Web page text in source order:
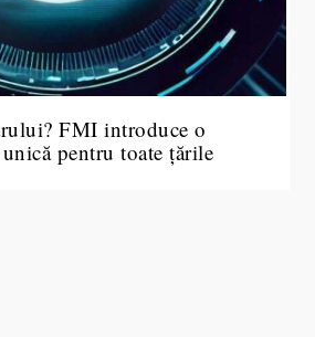
FMI introduce o
pentru toate țările